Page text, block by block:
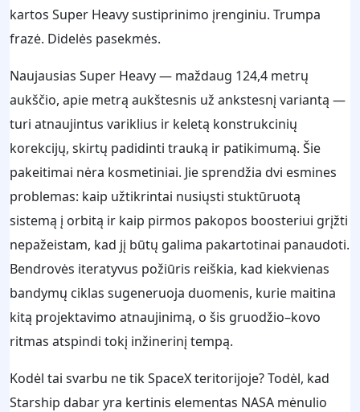
kartos Super Heavy sustiprinimo įrenginiu. Trumpa
frazė. Didelės pasekmės.
Naujausias Super Heavy — maždaug 124,4 metrų
aukščio, apie metrą aukštesnis už ankstesnį variantą —
turi atnaujintus variklius ir keletą konstrukcinių
korekcijų, skirtų padidinti trauką ir patikimumą. Šie
pakeitimai nėra kosmetiniai. Jie sprendžia dvi esmines
problemas: kaip užtikrintai nusiųsti stuktūruotą
sistemą į orbitą ir kaip pirmos pakopos boosteriui grįžti
nepažeistam, kad jį būtų galima pakartotinai panaudoti.
Bendrovės iteratyvus požiūris reiškia, kad kiekvienas
bandymų ciklas sugeneruoja duomenis, kurie maitina
kitą projektavimo atnaujinimą, o šis gruodžio–kovo
ritmas atspindi tokį inžinerinį tempą.
Kodėl tai svarbu ne tik SpaceX teritorijoje? Todėl, kad
Starship dabar yra kertinis elementas NASA mėnulio